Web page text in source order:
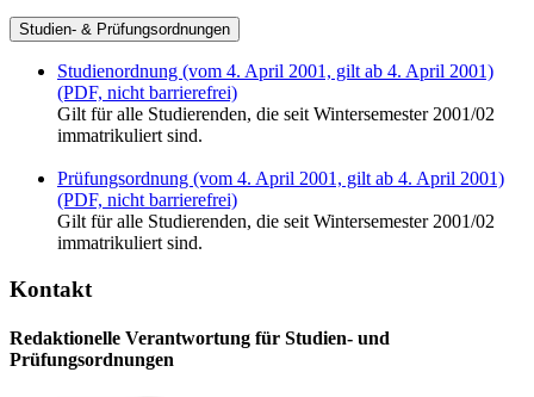
Studien- & Prüfungsordnungen
Studienordnung (vom 4. April 2001, gilt ab 4. April 2001)
(PDF, nicht barrierefrei)
Gilt für alle Studierenden, die seit Wintersemester 2001/02
immatrikuliert sind.
Prüfungsordnung (vom 4. April 2001, gilt ab 4. April 2001)
(PDF, nicht barrierefrei)
Gilt für alle Studierenden, die seit Wintersemester 2001/02
immatrikuliert sind.
Kontakt
Redaktionelle Verantwortung für Studien- und
Prüfungsordnungen